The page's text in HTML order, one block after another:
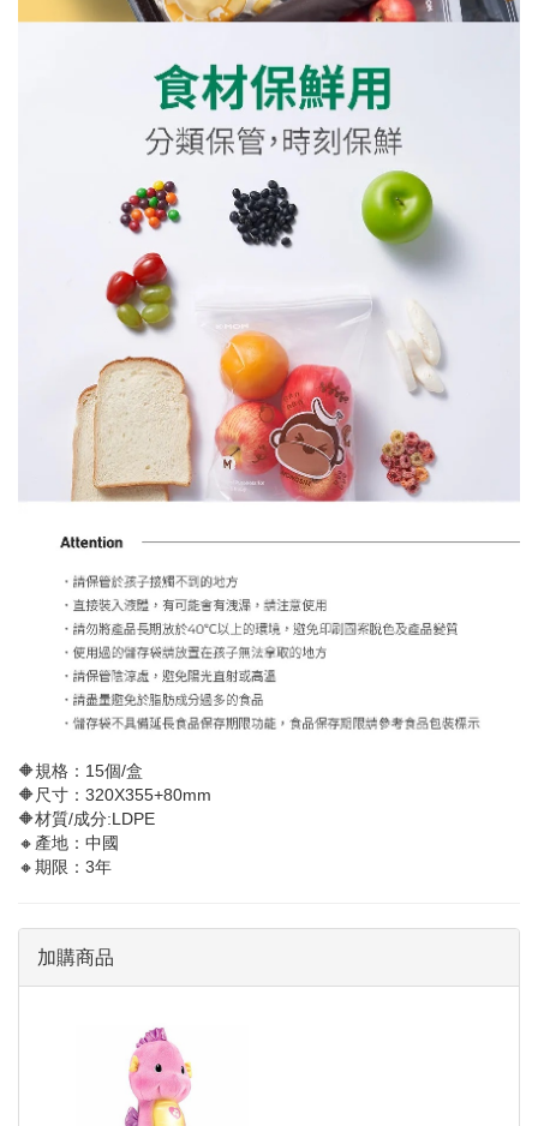
🔶規格：15個/盒
🔶尺寸：320X355+80mm
🔶材質/成分:LDPE
🔸產地：中國
🔸期限：3年
加購商品